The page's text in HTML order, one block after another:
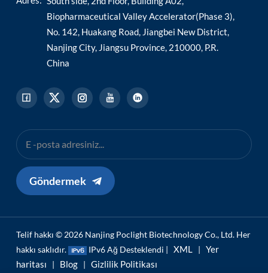
Biopharmaceutical Valley Accelerator(Phase 3),
No. 142, Huakang Road, Jiangbei New District,
Nanjing City, Jiangsu Province, 210000, P.R.
China
Göndermek
Telif hakkı © 2026 Nanjing Poclight Biotechnology Co., Ltd. Her
hakkı saklıdır.
IPv6 Ağ Desteklendi | XML | Yer
haritası
| Blog | Gizlilik Politikası